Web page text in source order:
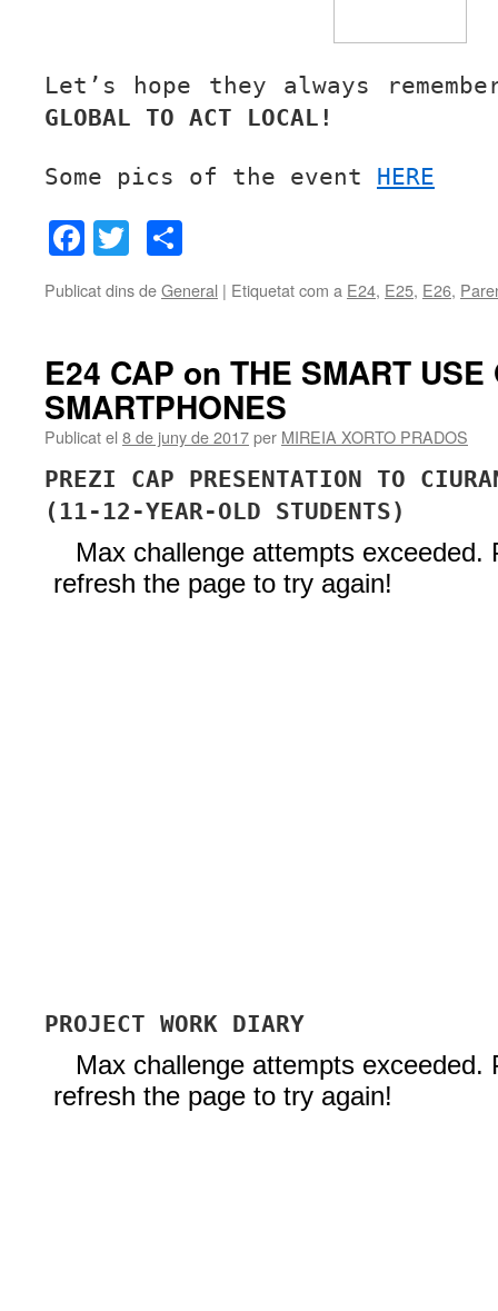
Let’s hope they always
GLOBAL TO ACT LOCAL!
Some pics of the event HERE
Facebook
Twitter
Publicat dins deGeneral | Etiquetat com a E24, E25, E26,
E24 CAP on THE SMART USE
SMARTPHONES
Publicat el 8 de juny de 2017per MIREIA XORTO PRADOS
PREZI CAP PRESENTATION TO
(11-12-YEAR-OLD STUDENTS)
PROJECT WORK DIARY